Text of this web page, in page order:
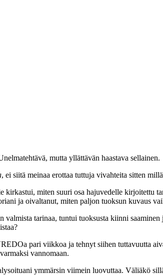
mutta yllättävän haastava sellainen.
, ei siitä meinaa erottaa tuttuja vivahteita sitten
kirkastui, miten suuri osa hajuvedelle kirjoitettu
ja oivaltanut, miten paljon tuoksun kuvaus
tarinaa, tuntui tuoksusta kiinni
pari viikkoa ja tehnyt siihen tuttavuutta
vannomaan.
ymmärsin viimein luovuttaa. Väliäkö